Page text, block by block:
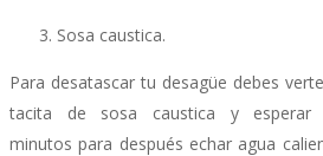
Sosa caustica.
Para desatascar tu desagüe debes
tacita de sosa caustica y esperar
minutos para después echar agua